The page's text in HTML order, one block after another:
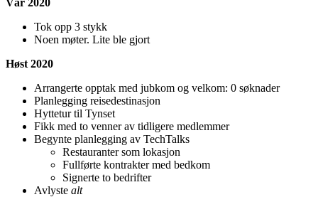
Tok opp 3 stykk
Noen møter. Lite ble gjort
Høst 2020
Arrangerte opptak med jubkom og velkom: 0 søknader
Planlegging reisedestinasjon
Hyttetur til Tynset
Fikk med to venner av tidligere medlemmer
Begynte planlegging av TechTalks
Restauranter som lokasjon
Fullførte kontrakter med bedkom
Signerte to bedrifter
Avlyste alt